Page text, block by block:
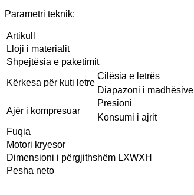
Parametri teknik:
Artikull
Lloji i materialit
Shpejtësia e paketimit
Kërkesa për kuti letre
Cilësia e letrës
Diapazoni i madhësive
Ajër i kompresuar
Presioni
Konsumi i ajrit
Fuqia
Motori kryesor
Dimensioni i përgjithshëm LXWXH
Pesha neto